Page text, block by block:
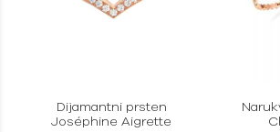
Dijamantni prsten
Joséphine Aigrette